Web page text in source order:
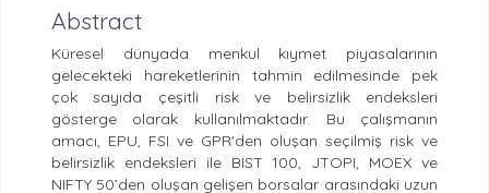
Abstract
Küresel dünyada menkul kıymet piyasalarının
gelecekteki hareketlerinin tahmin edilmesinde pek
çok sayıda çeşitli risk ve belirsizlik endeksleri
gösterge olarak kullanılmaktadır. Bu çalışmanın
amacı, EPU, FSI ve GPR'den oluşan seçilmiş risk ve
belirsizlik endeksleri ile BIST 100, JTOPI, MOEX ve
NIFTY 50’den oluşan gelişen borsalar arasındaki uzun